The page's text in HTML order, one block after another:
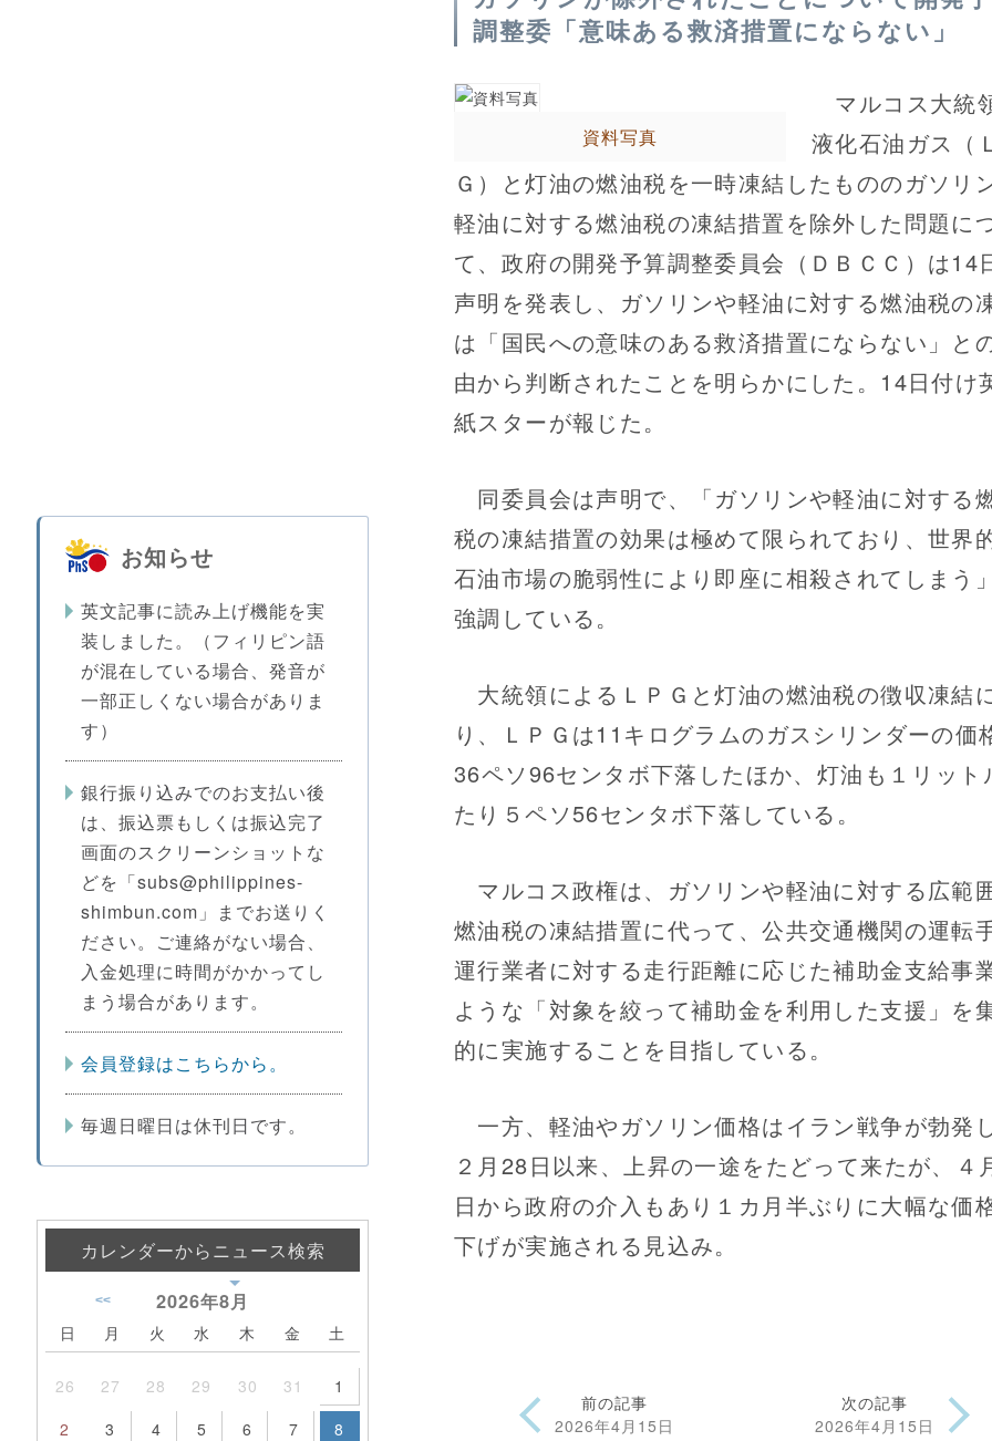
お知らせ
英文記事に読み上げ機能を実
装しました。（フィリピン語
が混在している場合、発音が
一部正しくない場合がありま
す）
銀行振り込みでのお支払い後
は、振込票もしくは振込完了
画面のスクリーンショットな
どを「subs@philippines-
shimbun.com」までお送りく
ださい。ご連絡がない場合、
入金処理に時間がかかってし
まう場合があります。
会員登録はこちらから。
毎週日曜日は休刊日です。
カレンダーからニュース検索
2026年8月
<<
日 月 火 水 木 金 土
26 27 28 29 30 31
1
2
3 4 5 6 7
8
調整委「意味ある救済措置にならない」
資料写真
マルコス大統
液化石油ガス（
Ｇ）と灯油の燃油税を一時凍結したもののガソリ
軽油に対する燃油税の凍結措置を除外した問題に
て、政府の開発予算調整委員会（ＤＢＣＣ）は14
声明を発表し、ガソリンや軽油に対する燃油税の
は「国民への意味のある救済措置にならない」と
由から判断されたことを明らかにした。14日付け
紙スターが報じた。
同委員会は声明で、「ガソリンや軽油に対する
税の凍結措置の効果は極めて限られており、世界
石油市場の脆弱性により即座に相殺されてしまう
強調している。
大統領によるＬＰＧと灯油の燃油税の徴収凍結
り、ＬＰＧは11キログラムのガスシリンダーの価
36ペソ96センタボ下落したほか、灯油も１リット
たり５ペソ56センタボ下落している。
マルコス政権は、ガソリンや軽油に対する広範
燃油税の凍結措置に代って、公共交通機関の運転
運行業者に対する走行距離に応じた補助金支給事
ような「対象を絞って補助金を利用した支援」を
的に実施することを目指している。
一方、軽油やガソリン価格はイラン戦争が勃発
２月28日以来、上昇の一途をたどって来たが、４
日から政府の介入もあり１カ月半ぶりに大幅な価
下げが実施される見込み。
前の記事
2026年4月15日
次の記事
2026年4月15日